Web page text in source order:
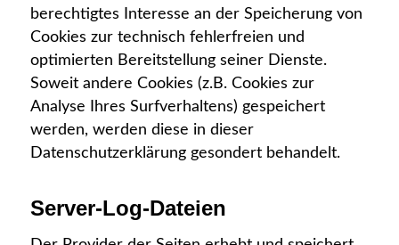
berechtigtes Interesse an der Speicherung von
Cookies zur technisch fehlerfreien und
optimierten Bereitstellung seiner Dienste.
Soweit andere Cookies (z.B. Cookies zur
Analyse Ihres Surfverhaltens) gespeichert
werden, werden diese in dieser
Datenschutzerklärung gesondert behandelt.
Server-Log-Dateien